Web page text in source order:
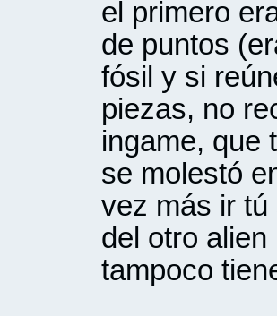
el primero
de puntos
fósil y si
piezas, no
ingame, que
se molestó
vez más ir
del otro
tampoco